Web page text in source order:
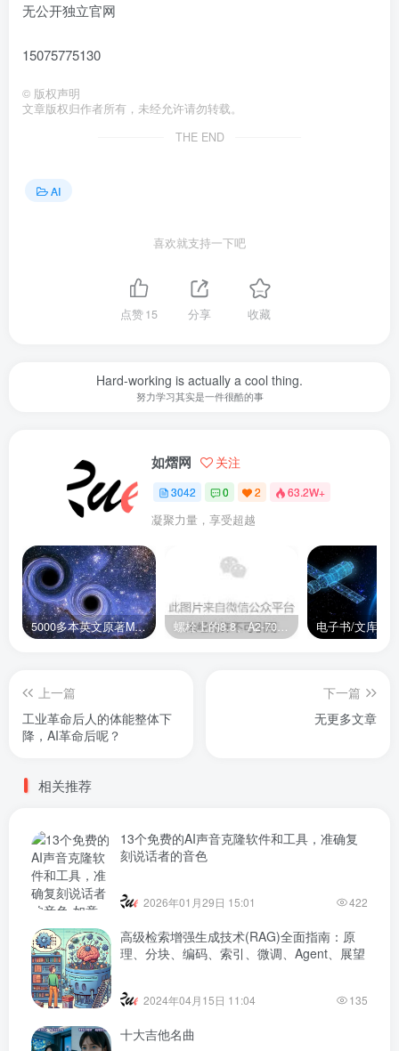
无公开独立官网
15075775130
© 版权声明
文章版权归作者所有，未经允许请勿转载。
THE END
AI
喜欢就支持一下吧
点赞15 分享 收藏
Hard-working is actually a cool thing.
努力学习其实是一件很酷的事
如熠网 关注
3042 0 2 63.2W+
凝聚力量，享受超越
5000多本英文原著MOBI+AZW3格式电子书百度云网盘打包下载 螺栓上的8.8、A2-70是什么意思？ 电子书/文库
上一篇
工业革命后人的体能整体下
降，AI革命后呢？
下一篇
无更多文章
相关推荐
13个免费的AI声音克隆软件和工具，准确复
刻说话者的音色
2026年01月29日 15:01 422
高级检索增强生成技术(RAG)全面指南：原
理、分块、编码、索引、微调、Agent、展望
2024年04月15日 11:04 135
十大吉他名曲